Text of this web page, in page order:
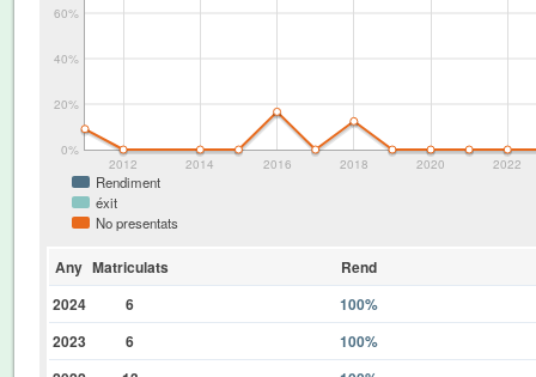
2012 2014 2016 2018 2020 2022
0%
20%
40%
60%
Rendiment
éxit
No presentats
Any Matriculats
Rend
2024
6
100%
2023
6
100%